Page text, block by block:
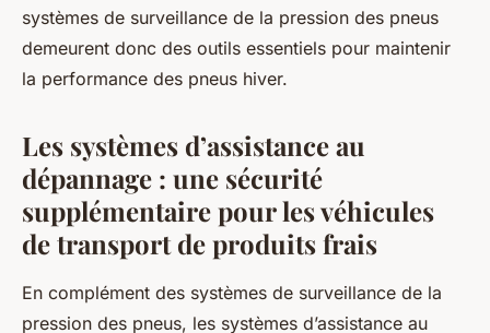
systèmes de surveillance de la pression des pneus
demeurent donc des outils essentiels pour maintenir
la performance des pneus hiver.
Les systèmes d’assistance au
dépannage : une sécurité
supplémentaire pour les véhicules
de transport de produits frais
En complément des systèmes de surveillance de la
pression des pneus, les systèmes d’assistance au